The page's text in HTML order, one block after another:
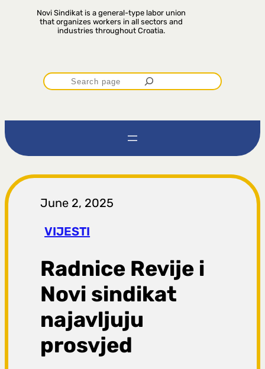
Novi Sindikat is a general-type labor union
that organizes workers in all sectors and
industries throughout Croatia.
P
r
t
r
a
g
a
June 2, 2025
VIJESTI
Radnice Revije i
Novi sindikat
najavljuju
prosvjed